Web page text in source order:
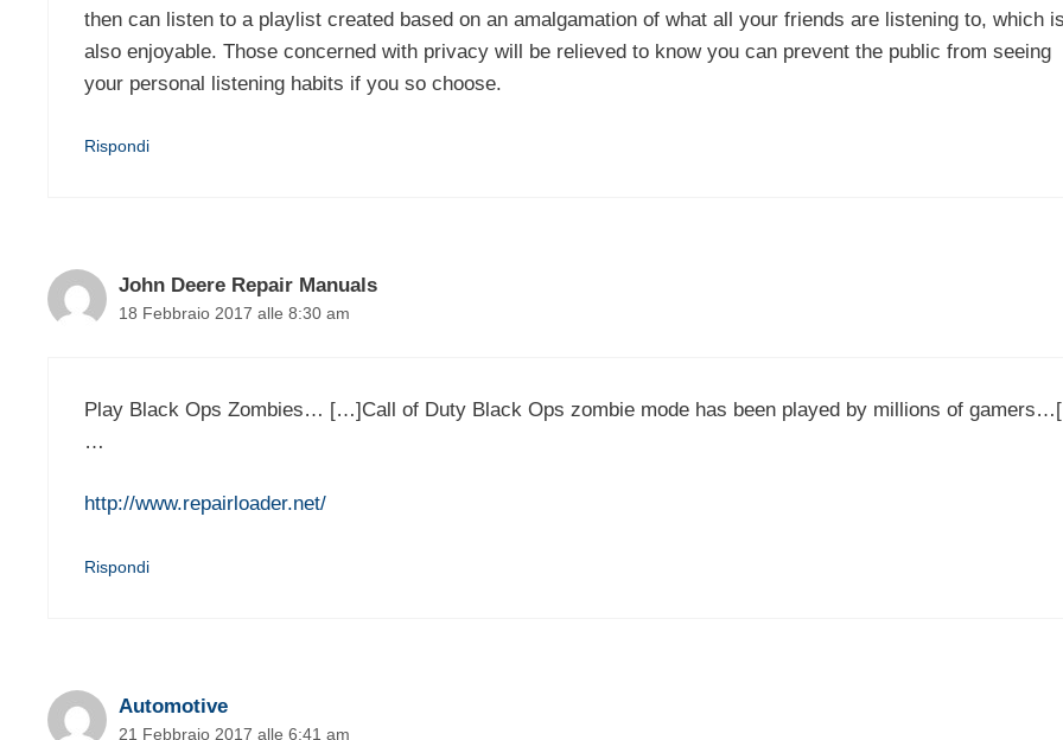
then can listen to a playlist created based on an amalgamation of what all your friends are listening to, which
also enjoyable. Those concerned with privacy will be relieved to know you can prevent the public from seeing
your personal listening habits if you so choose.
Rispondi
John Deere Repair Manuals
18 Febbraio 2017 alle 8:30 am
Play Black Ops Zombies… […]Call of Duty Black Ops zombie mode has been played by millions of
…
http://www.repairloader.net/
Rispondi
Automotive
21 Febbraio 2017 alle 6:41 am